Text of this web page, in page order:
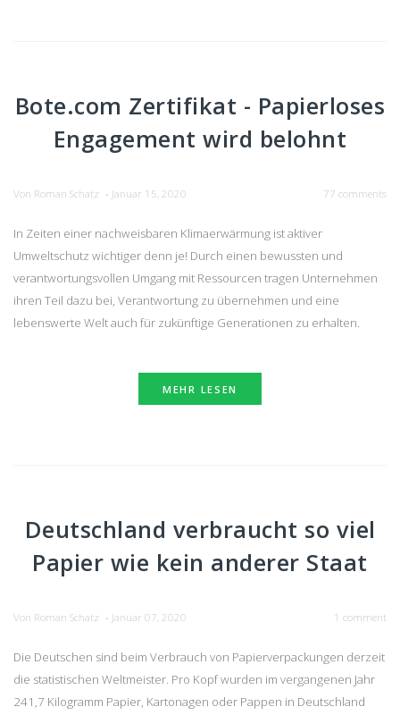
Bote.com Zertifikat - Papierloses
Engagement wird belohnt
Von Roman Schatz • Januar 15, 2020 77 comments
In Zeiten einer nachweisbaren Klimaerwärmung ist aktiver
Umweltschutz wichtiger denn je! Durch einen bewussten und
verantwortungsvollen Umgang mit Ressourcen tragen Unternehmen
ihren Teil dazu bei, Verantwortung zu übernehmen und eine
lebenswerte Welt auch für zukünftige Generationen zu erhalten.
MEHR LESEN
Deutschland verbraucht so viel
Papier wie kein anderer Staat
Von Roman Schatz • Januar 07, 2020 1 comment
Die Deutschen sind beim Verbrauch von Papierverpackungen derzeit
die statistischen Weltmeister. Pro Kopf wurden im vergangenen Jahr
241,7 Kilogramm Papier, Kartonagen oder Pappen in Deutschland